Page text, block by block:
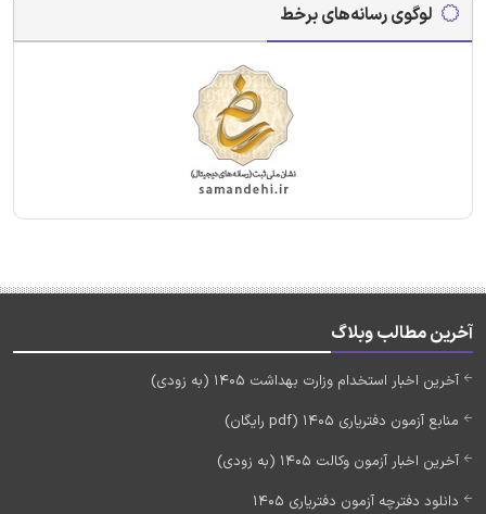
لوگوی رسانه‌های برخط
آخرین مطالب وبلاگ
آخرین اخبار استخدام وزارت بهداشت 1405 (به زودی)
منابع آزمون دفتریاری 1405 (pdf رایگان)
آخرین اخبار آزمون وکالت 1405 (به زودی)
دانلود دفترچه آزمون دفتریاری 1405